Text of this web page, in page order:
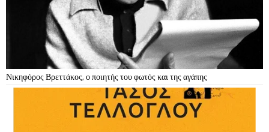
Νικηφόρος Βρεττάκος, ο ποιητής του φωτός και της αγάπης